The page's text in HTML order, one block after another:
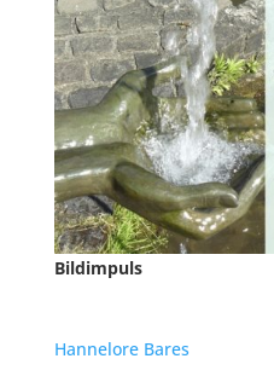
Bildimpuls
HanneloreBares